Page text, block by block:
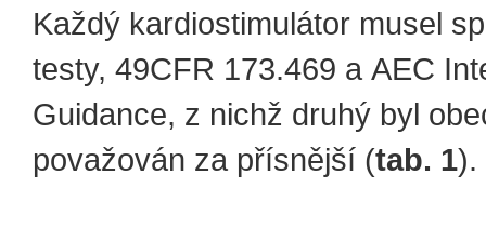
Každý kardiostimulátor musel
testy, 49CFR 173.469 a AEC
Guidance, z nichž druhý byl
považován za přísnější (tab. 1).